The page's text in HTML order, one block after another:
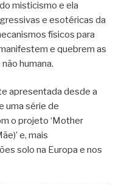
misticismo e ela
e esotéricas da
físicos para
e quebrem as
humana.
apresentada desde a
uma série de
o projeto ‘Mother
e, mais
solo na Europa e nos